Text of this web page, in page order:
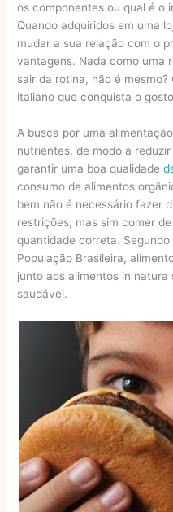
os componentes ou qual é o
Quando adquiridos em uma
mudar a sua relação com o
vantagens. Nada como uma
sair da rotina, não é
italiano que conquista o
A busca por uma
nutrientes, de modo a
garantir uma boa qualidade
consumo de alimentos
bem não é necessário fazer
restrições, mas sim comer
quantidade correta. Segundo
População Brasileira,
junto aos alimentos in
saudável.